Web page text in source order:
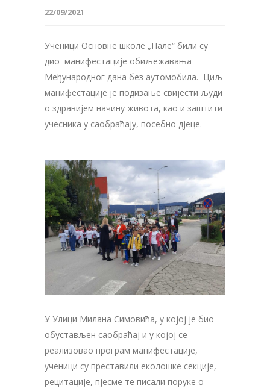
22/09/2021
Ученици Основне школе „Пале“ били су
дио манифестације обиљежавања
Међународног дана без аутомобила. Циљ
манифестације је подизање свијести људи
о здравијем начину живота, као и заштити
учесника у саобраћају, посебно дјеце.
У Улици Милана Симовића, у којој је био
обустављен саобраћај и у којој се
реализовао програм манифестације,
ученици су преставили еколошке секције,
рецитације, пјесме те писали поруке о